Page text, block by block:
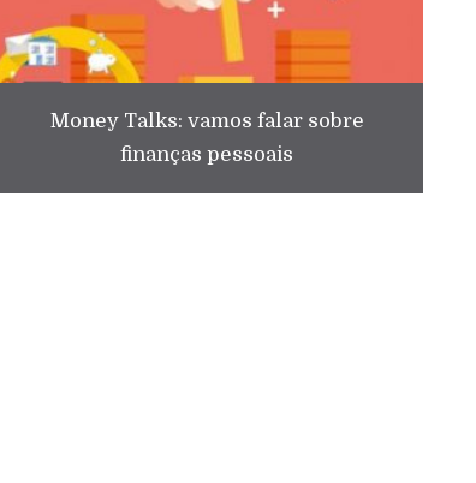
Money Talks: vamos falar sobre
finanças pessoais